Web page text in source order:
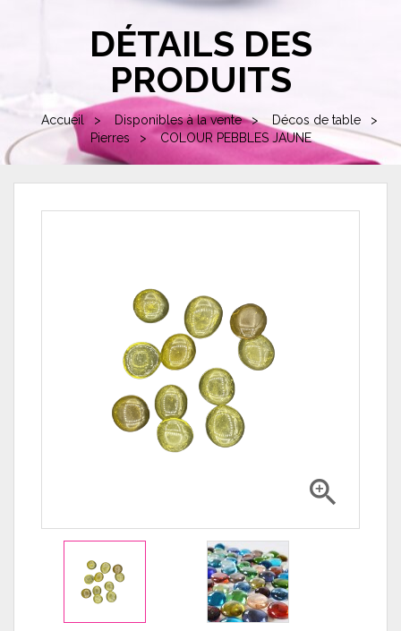
DÉTAILS DES
PRODUITS
Accueil Disponibles à la vente
Décos de table
Pierres
COLOUR PEBBLES JAUNE
